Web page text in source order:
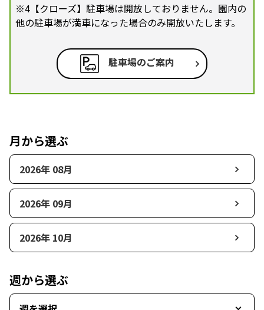
※4【クローズ】駐車場は開放しておりません。園内の
他の駐車場が満車になった場合のみ開放いたします。
駐車場のご案内
月から選ぶ
2026年 08月
2026年 09月
2026年 10月
週から選ぶ